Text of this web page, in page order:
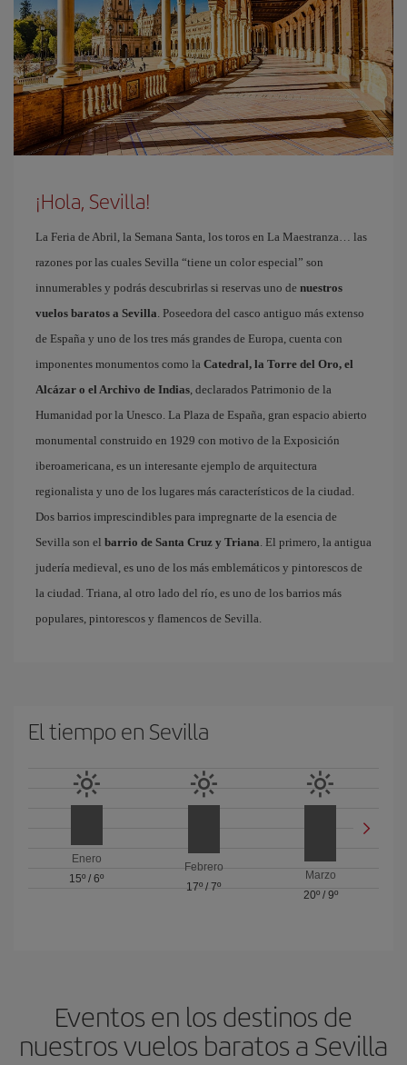
¡Hola, Sevilla!
La Feria de Abril, la Semana Santa, los toros en La Maestranza… las
razones por las cuales Sevilla “tiene un color especial” son
innumerables y podrás descubrirlas si reservas uno de nuestros
vuelos baratos a Sevilla. Poseedora del casco antiguo más extenso
de España y uno de los tres más grandes de Europa, cuenta con
imponentes monumentos como la Catedral, la Torre del Oro, el
Alcázar o el Archivo de Indias, declarados Patrimonio de la
Humanidad por la Unesco. La Plaza de España, gran espacio abierto
monumental construido en 1929 con motivo de la Exposición
iberoamericana, es un interesante ejemplo de arquitectura
regionalista y uno de los lugares más característicos de la ciudad.
Dos barrios imprescindibles para impregnarte de la esencia de
Sevilla son el barrio de Santa Cruz y Triana. El primero, la antigua
judería medieval, es uno de los más emblemáticos y pintorescos de
la ciudad. Triana, al otro lado del río, es uno de los barrios más
populares, pintorescos y flamencos de Sevilla.
El tiempo en Sevilla
Enero
15º /6º
Febrero
17º / 7º
Marzo
20º/ 9º
Eventos en los destinos de
nuestros vuelos baratos a Sevilla